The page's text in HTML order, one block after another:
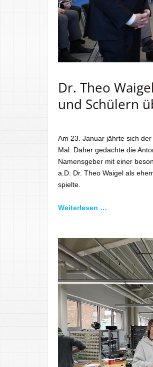
Dr. Theo
und Schülern
Am 23. Januar jährte sich
Mal. Daher gedachte die
Namensgeber mit einer
a.D. Dr. Theo Waigel als
spielte.
Weiterlesen …